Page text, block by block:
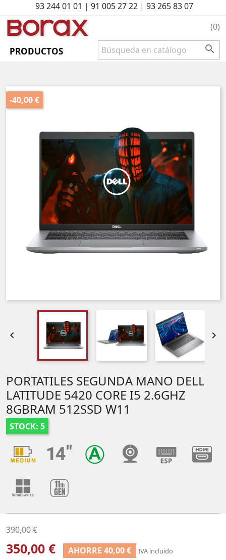
93 244 01 01 | 91 005 27 22| 93 265 83 07
BOrAx (0)
PRODUCTOS 
-40,00 €
 
PORTATILES SEGUNDA MANO DELL
LATITUDE 5420 CORE I5 2.6GHZ
8GBRAM 512SSD W11
STOCK: 5
390,00 €
350,00 € AHORRE 40,00 € IVA incluido